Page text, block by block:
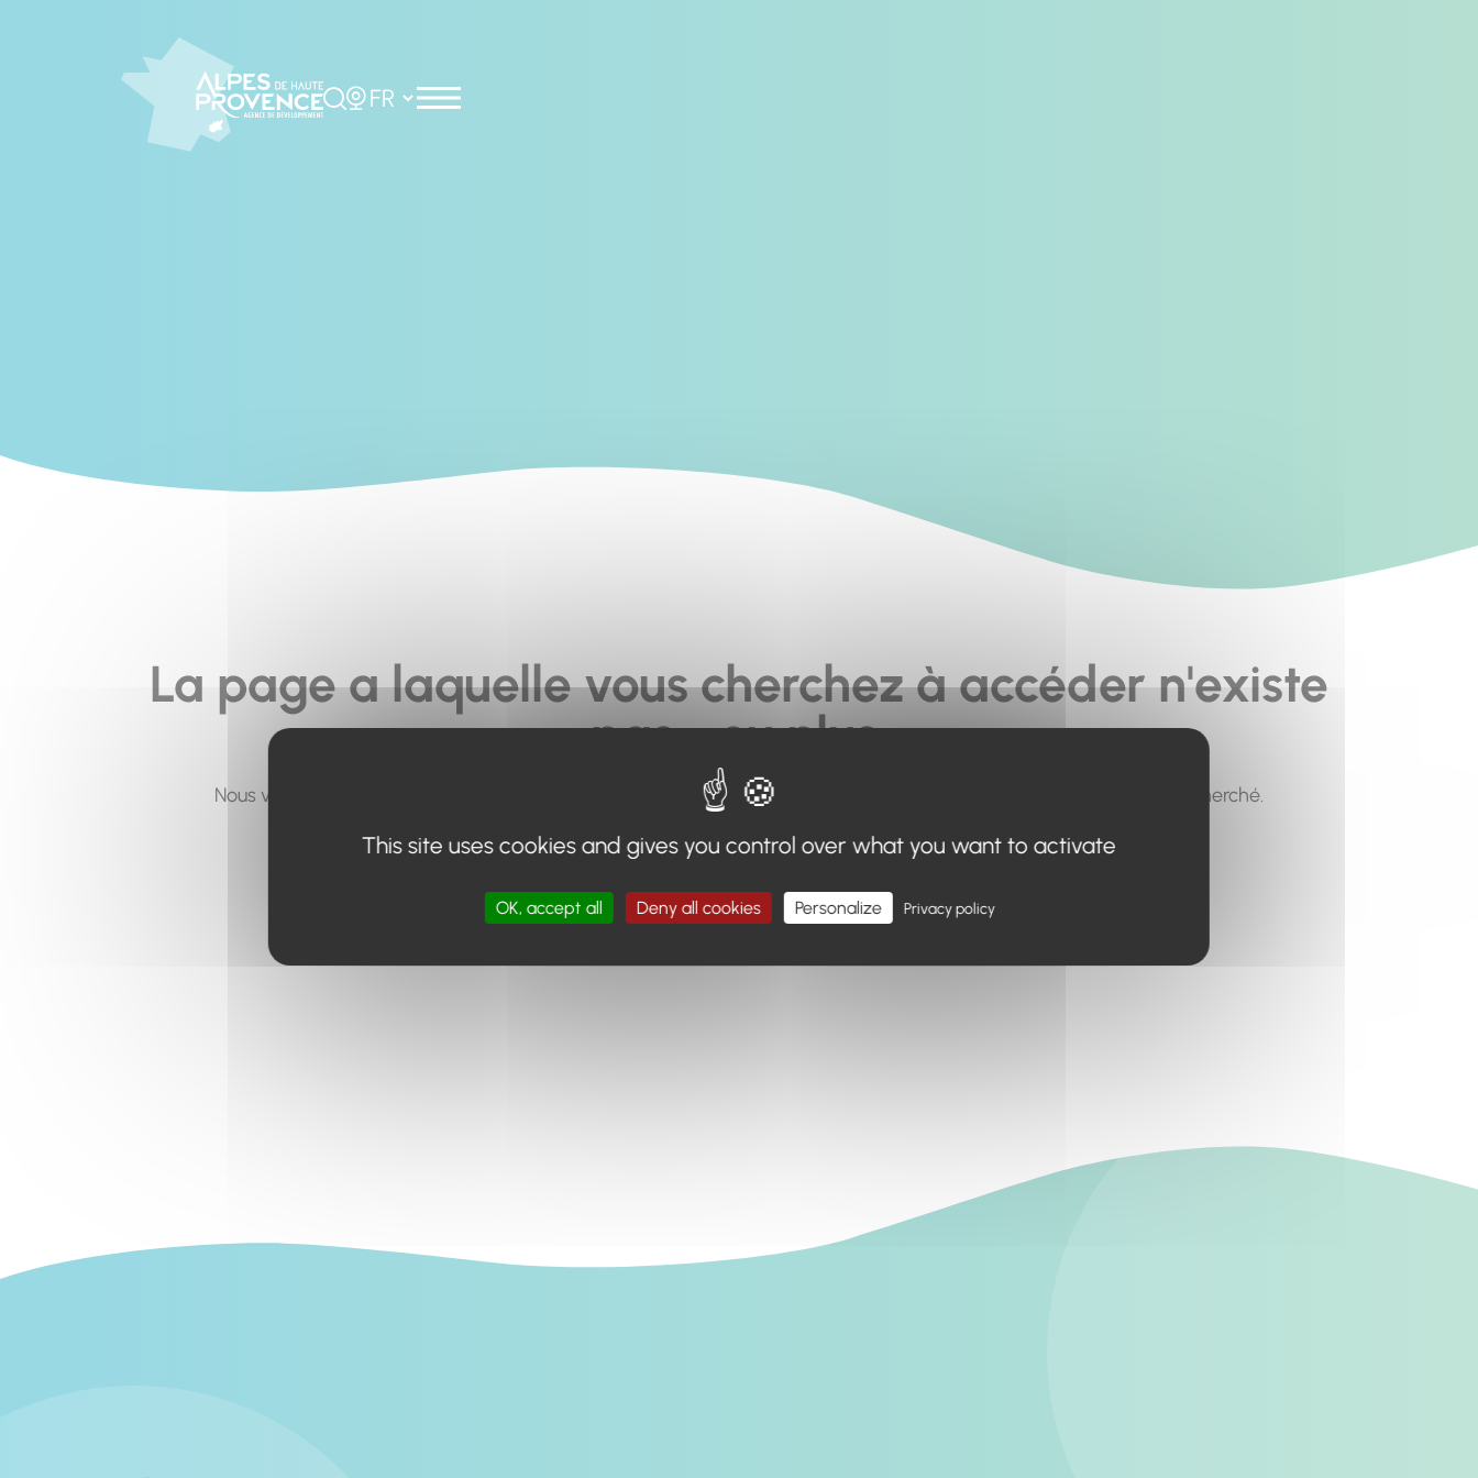
Rechercher
Choisir la langue
La page a laquelle vous cherchez à accéder n'existe
pas... ou plus.
Nous vous invitons à utiliser le moteur de recherche en haut de page, ou à utiliser le menu pour trouver le contenu recherché.
Retour à l'accueil
This site uses cookies and gives you control over what you want to activate
OK, accept all Deny all cookies Personalize Privacy policy